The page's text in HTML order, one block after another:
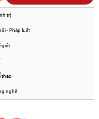
trị
- Pháp luật
giới
thao
nghệ